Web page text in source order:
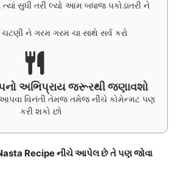
સુધી તરી લ્યો આમ બધાજ પકોડાતરી ને
ચટણી ને ગરમ ગરમ ચા સાથે સર્વ કરો
અભિપ્રાય જરૂરથી જણાવશો
આપવા વિનંતી તેમજ તમેજ નીચે કોમેન્મટ પણ
કરી શકો છો
Recipe નીચે આપેલ છે તે પણ જોવા